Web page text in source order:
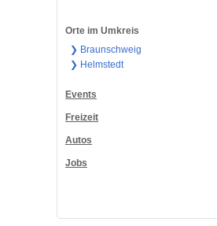
Orte im Umkreis
❯ Braunschweig
❯ Helmstedt
Events
Freizeit
Autos
Jobs